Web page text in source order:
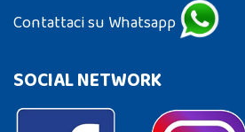
Contattaci su Whatsapp
SOCIAL NETWORK